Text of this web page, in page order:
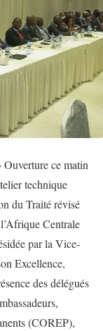
Ouverture ce matin
technique
du Traité révisé
Centrale
par la Vice-
Excellence,
des délégués
(COREP),